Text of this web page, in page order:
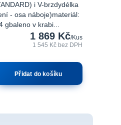
i V-brzdydélka
- osa náboje)materiál:
gbaleno v krabi...
1 869 Kč/Kus
1 545 Kčbez DPH
Přidat do košíku